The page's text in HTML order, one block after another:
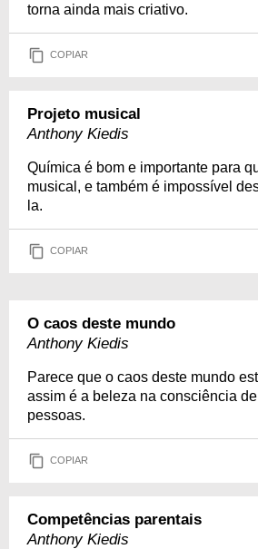
torna ainda mais criativo.
COPIAR
Projeto musical
Anthony Kiedis
Química é bom e importante para
musical, e também é impossível
la.
COPIAR
O caos deste mundo
Anthony Kiedis
Parece que o caos deste mundo
assim é a beleza na consciência
pessoas.
COPIAR
Competências parentais
Anthony Kiedis